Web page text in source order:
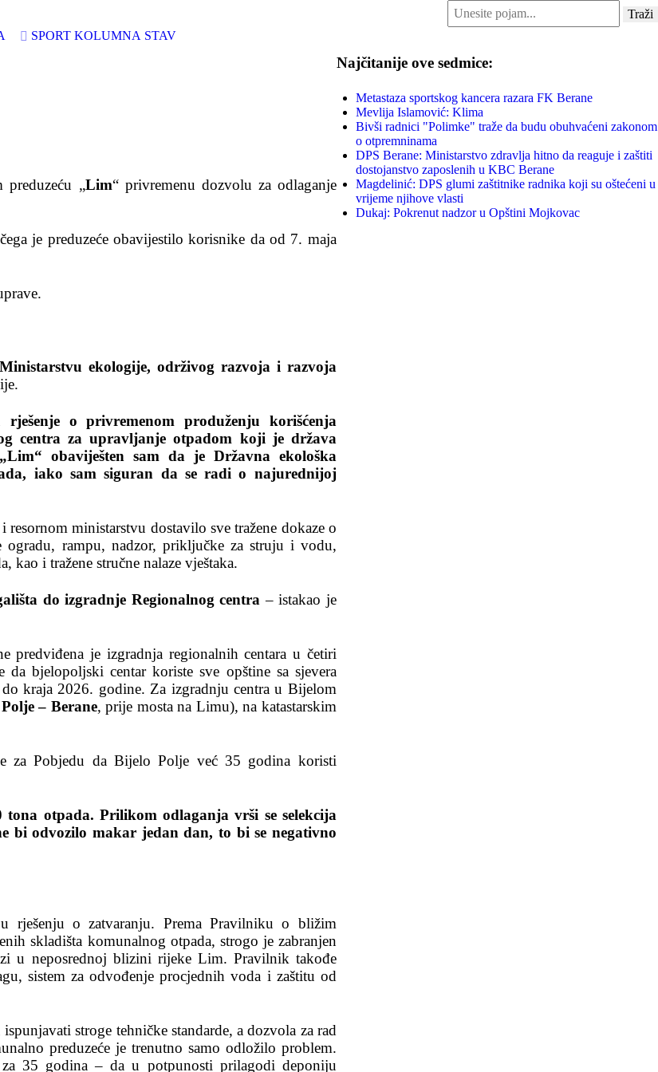
traži...
Traži
SPORT KOLUMNA STAV
preduzeću „Lim“ privremenu dozvolu za odlaganje
je preduzeće obavijestilo korisnike da od 7. maja
Ministarstvu ekologije, održivog razvoja i razvoja
o privremenom produženju korišćenja
centra za upravljanje otpadom koji je država
obaviješten sam da je Državna ekološka
iako sam siguran da se radi o najurednijoj
ministarstvu dostavilo sve tražene dokaze o
rampu, nadzor, priključke za struju i vodu,
kao i tražene stručne nalaze vještaka.
do izgradnje Regionalnog centra – istakao je
je izgradnja regionalnih centara u četiri
bjelopoljski centar koriste sve opštine sa sjevera
kraja 2026. godine. Za izgradnju centra u Bijelom
– Berane, prije mosta na Limu), na katastarskim
za Pobjedu da Bijelo Polje već 35 godina koristi
otpada. Prilikom odlaganja vrši se selekcija
bi odvozilo makar jedan dan, to bi se negativno
rješenju o zatvaranju. Prema Pravilniku o bližim
skladišta komunalnog otpada, strogo je zabranjen
u neposrednoj blizini rijeke Lim. Pravilnik takođe
sistem za odvođenje procjednih voda i zaštitu od
stroge tehničke standarde, a dozvola za rad
preduzeće je trenutno samo odložilo problem.
35 godina – da u potpunosti prilagodi deponiju
Najčitanije ove sedmice:
Metastaza sportskog kancera razara FK Berane
Mevlija Islamović: Klima
Bivši radnici "Polimke" traže da budu obuhvaćeni zakonom
o otpremninama
DPS Berane: Ministarstvo zdravlja hitno da reaguje i zaštiti
dostojanstvo zaposlenih u KBC Berane
Magdelinić: DPS glumi zaštitnike radnika koji su oštećeni u
vrijeme njihove vlasti
Dukaj: Pokrenut nadzor u Opštini Mojkovac